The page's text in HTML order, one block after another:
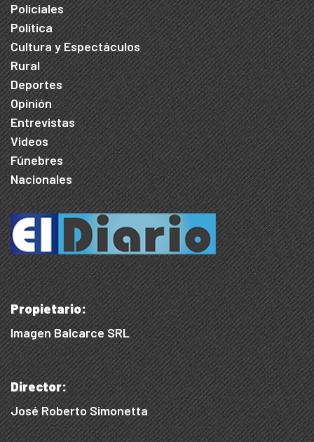
Policiales
Política
Cultura y Espectáculos
Rural
Deportes
Opinión
Entrevistas
Videos
Fúnebres
Nacionales
Propietario:
Imagen Balcarce SRL
Director:
José Roberto Simonetta